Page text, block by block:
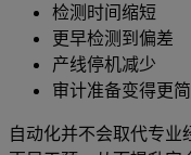
检测时间缩短
更早检测到偏差
产线停机减少
审计准备变得更
自动化并不会取代专